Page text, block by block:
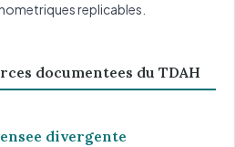
replicables.
documentees du TDAH
divergente